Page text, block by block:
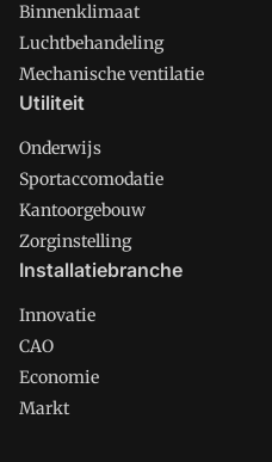
Binnenklimaat
Luchtbehandeling
Mechanische ventilatie
Utiliteit
Onderwijs
Sportaccomodatie
Kantoorgebouw
Zorginstelling
Installatiebranche
Innovatie
CAO
Economie
Markt